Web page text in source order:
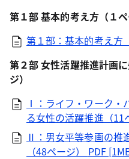
第１部 基本的考え方（１ペ
第１部：基本的考え方
第２部 女性活躍推進計画
ジ）
Ⅰ：ライフ・ワーク・
る女性の活躍推進（11
Ⅱ：男女平等参画の推
（48ページ） PDF